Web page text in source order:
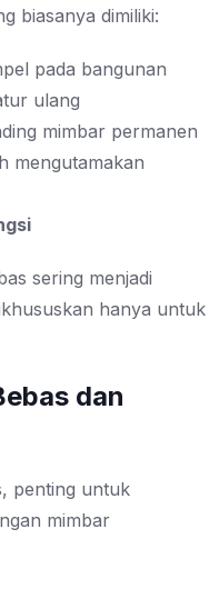
biasanya dimiliki:
pada bangunan
ulang
mimbar permanen
mengutamakan
sering menjadi
hanya untuk
dan
penting untuk
mimbar